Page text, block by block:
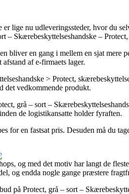
lige nu udleveringssteder, hvor du
– Skærebeskyttelseshandske –
en gang i mellem en sjat mere
af e-firmaets lager.
> Protect,
det vedkommende produkt.
grå – sort –
de logistikansatte holder fyraften.
en fastsat pris. Desuden må du
og med det motiv har langt de
og endda nogle gange præstere
Protect, grå – sort –